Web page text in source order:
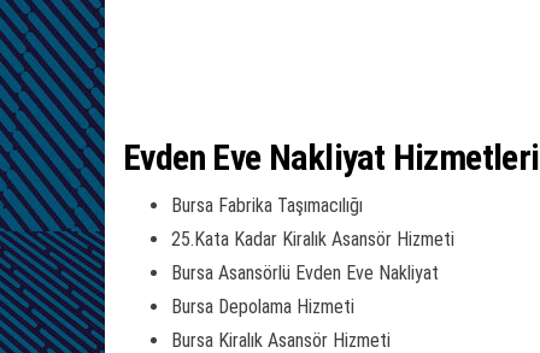
Evden Eve Nakliyat
Bursa Fabrika Taşımacılığı
25.Kata Kadar Kiralık Asansör Hizmeti
Bursa Asansörlü Evden Eve Nakliyat
Bursa Depolama Hizmeti
Bursa Kiralık Asansör Hizmeti